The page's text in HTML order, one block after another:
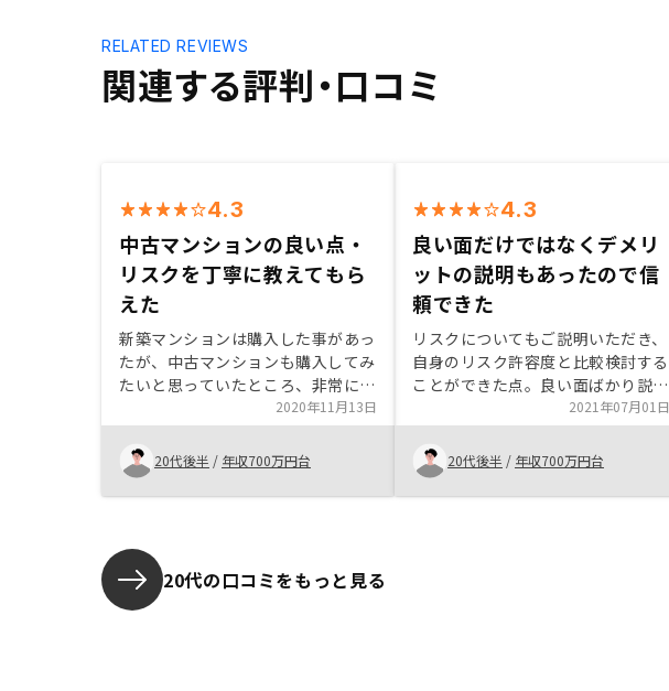
関連する評判・口コミ
RELATED REVIEWS
4.3
中古マンションの良い点・
リスクを丁寧に教えてもら
えた
新築マンションは購入した事があっ
たが、中古マンションも購入してみ
たいと思っていたところ、非常に丁
寧に中古の良い点やリスクを教えて
頂き安心して取引出来た。
2020年11月13日
20代後半 / 年収700万円台
4.3
良い面だけではなくデメリ
ットの説明もあったので信
頼できた
リスクについてもご説明いただき、
自身のリスク許容度と比較検討する
ことができた点。良い面ばかり説明
されては信用できないが、デメリッ
トも説明があったので、その点は信
頼できた。リスクの裏付けとなる資
料を、公開情報などを用いて説明い
ただけると助かる。
2021年07月01日
20代後半 / 年収700万円台
20代の口コミをもっと見る